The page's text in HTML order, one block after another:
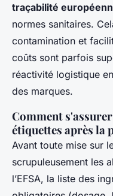
traçabilité
normes sanitaires.
contamination et
coûts sont parfois
réactivité logistique
des marques.
Comment
étiquettes après la
Avant toute mise sur
scrupuleusement les
l’EFSA, la liste des